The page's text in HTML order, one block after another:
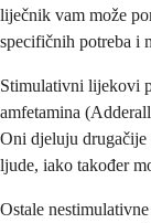
liječnik vam može
specifičnih potreba i
Stimulativni lijekovi
amfetamina
Oni djeluju
ljude, iako također
Ostale